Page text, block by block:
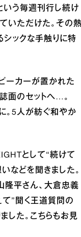
いう毎週刊行し続け
いただけた。その
ックな手触りに特
ーカーが置かれた
面のセットへ…。
。5人が紡ぐ和やか
として“続けて
などを聞きました。
隆平さん、大倉忠義
て”聞く王道質問の
した。こちらもお見